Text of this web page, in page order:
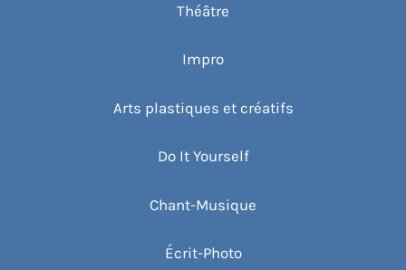
Théâtre
Impro
Arts plastiques et créatifs
Do It Yourself
Chant-Musique
Écrit-Photo